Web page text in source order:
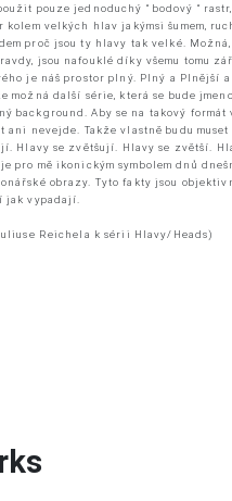
pouze jednoduchý “ bodový “
velkých hlav jakýmsi šumem,
proč jsou ty hlavy tak velké.
jsou nafouklé díky všemu tomu
je náš prostor plný. Plný a Plnější
možná další série, která se bude
background. Aby se na takový formát
ani nevejde. Takže vlastně budu
Hlavy se zvětšují. Hlavy se zvětší.
pro mě ikonickým symbolem dnů
obrazy. Tyto fakty jsou
jak vypadají.
Reichela k sérii Hlavy/Heads)